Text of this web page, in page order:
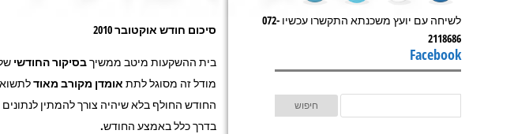
סיכום חודש אוקטובר 2010
בית ההשקעות מיטב ממשיךבסיקור החודשי
מודל זה מסוגל לתת אומדן מקורב מאוד
החודש החולף בלא שיהיה צורך להמתין
בדרך כלל באמצע החודש.
לשיחה עם יועץ משכנתא התקשרו עכשיו 072-
2118686
Facebook